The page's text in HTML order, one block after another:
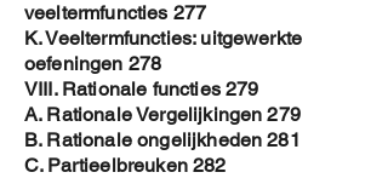
veeltermfuncties 277
K. Veeltermfuncties: uitgewerkte
oefeningen 278
VIII. Rationale functies 279
A. Rationale Vergelijkingen 279
B. Rationale ongelijkheden 281
C. Partieelbreuken 282